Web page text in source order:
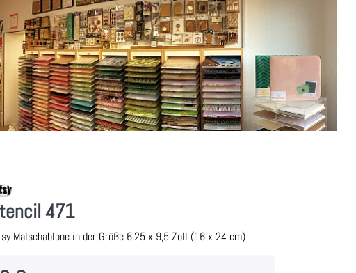
471
Malschablone in der Größe 6,25 x 9,5 Zoll (16 x 24 cm)